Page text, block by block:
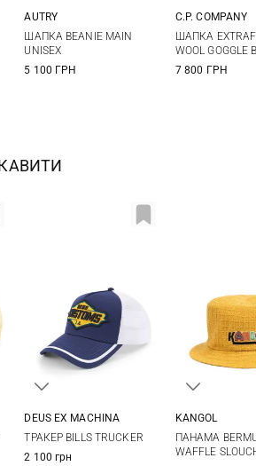
AUTRY
ШАПКА BEANIE MAIN
UNISEX
5 100 ГРН
C.P. COMPANY
ШАПКА
WOOL GOGGLE
7 800 ГРН
DEUS EX MACHINА
ТРАКЕР BILLS TRUCKER
2 100 грн
KANGOL
ПАНАМА
WAFFLE